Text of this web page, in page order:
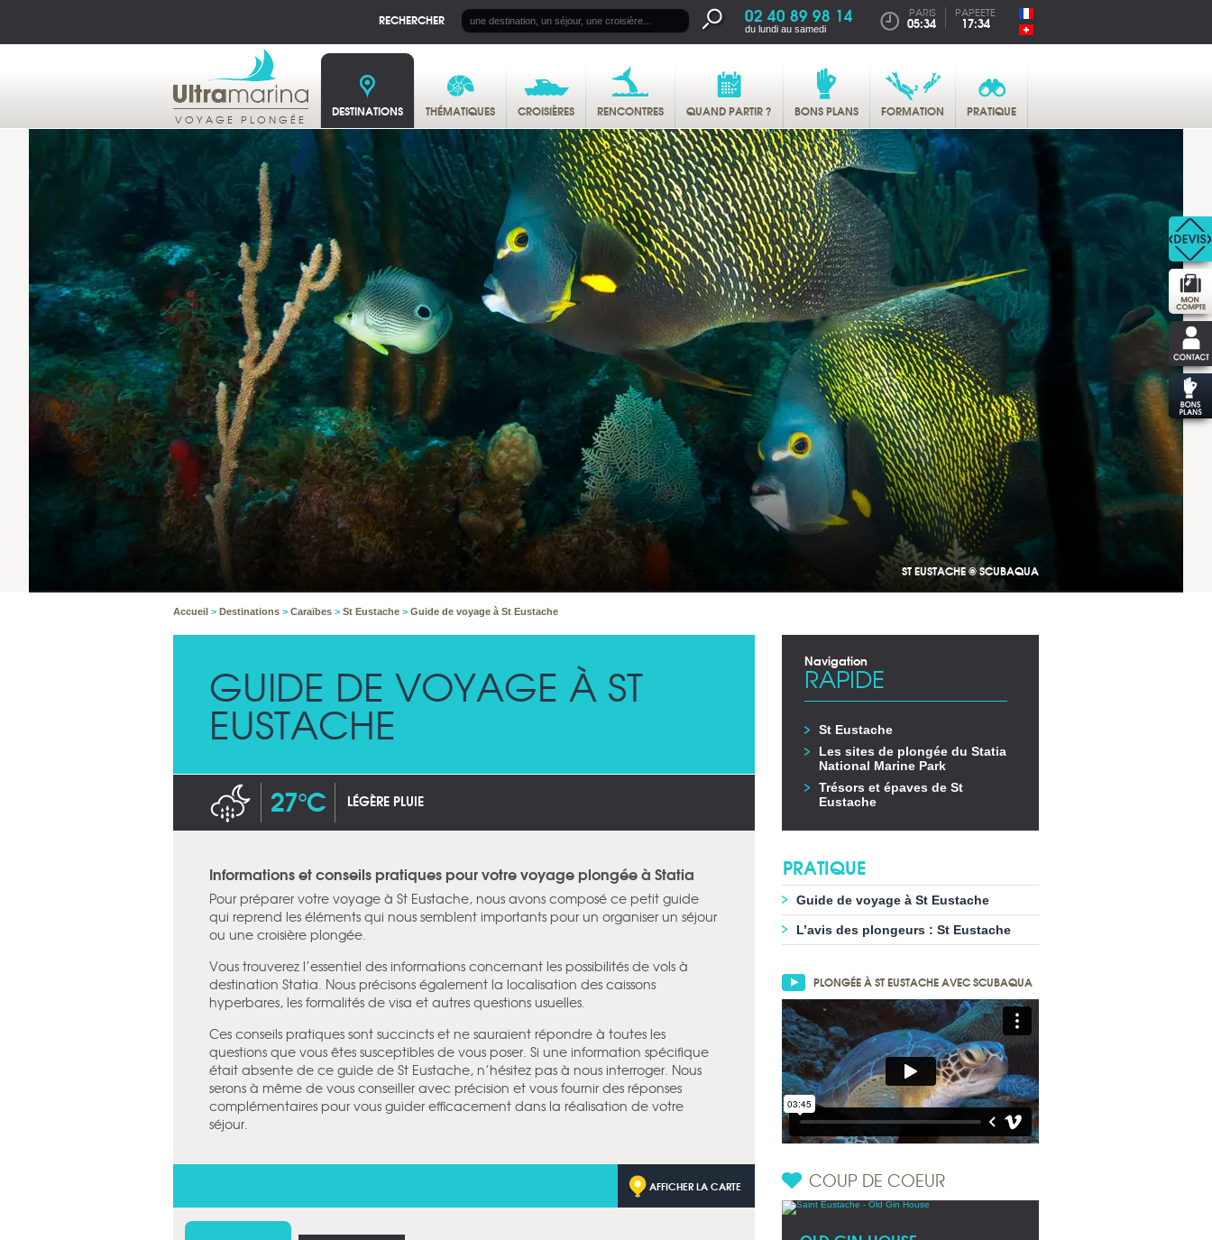
RECHERCHER 02 40 89 98 14
du lundi au samedi
PARIS
05:34
PAPEETE
17:34
VOYAGE PLONGÉE DESTINATIONS THÉMATIQUES CROISIÈRES RENCONTRES QUAND PARTIR ? BONS PLANS FORMATION PRATIQUE
ST EUSTACHE © SCUBAQUA
Accueil > Destinations > Caraïbes > St Eustache > Guide de voyage à St Eustache
GUIDE DE VOYAGE À ST
EUSTACHE
27°C LÉGÈRE PLUIE
Informations et conseils pratiques pour votre voyage plongée à Statia
Pour préparer votre voyage à St Eustache, nous avons composé ce petit guide
qui reprend les éléments qui nous semblent importants pour un organiser un séjour
ou une croisière plongée.
Vous trouverez l’essentiel des informations concernant les possibilités de vols à
destination Statia. Nous précisons également la localisation des caissons
hyperbares, les formalités de visa et autres questions usuelles.
Ces conseils pratiques sont succincts et ne sauraient répondre à toutes les
questions que vous êtes susceptibles de vous poser. Si une information spécifique
était absente de ce guide de St Eustache, n’hésitez pas à nous interroger. Nous
serons à même de vous conseiller avec précision et vous fournir des réponses
complémentaires pour vous guider efficacement dans la réalisation de votre
séjour.
AFFICHER LA CARTE
Navigation
RAPIDE
St Eustache
Les sites de plongée du Statia
National Marine Park
Trésors et épaves de St
Eustache
PRATIQUE
Guide de voyage à St Eustache
L’avis des plongeurs : St Eustache
PLONGÉE À ST EUSTACHE AVEC SCUBAQUA
COUP DE COEUR